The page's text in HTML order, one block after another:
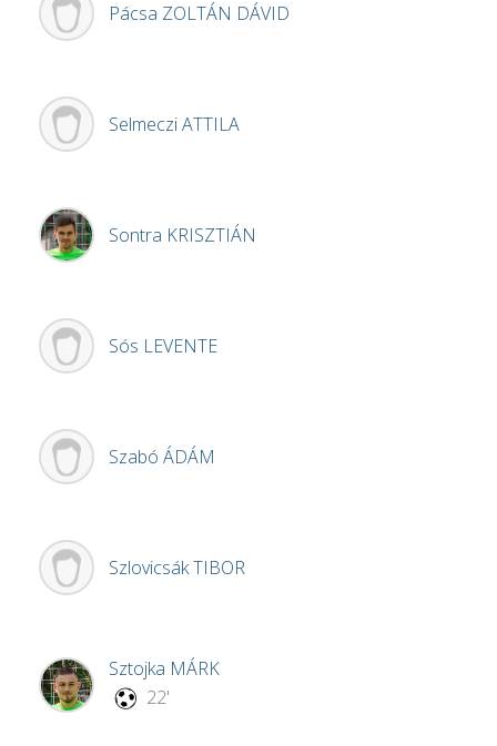
Pácsa ZOLTÁN DÁVID
SelmecziATTILA
Sontra KRISZTIÁN
Sós LEVENTE
Szabó ÁDÁM
SzlovicsákTIBOR
Sztojka MÁRK
22'